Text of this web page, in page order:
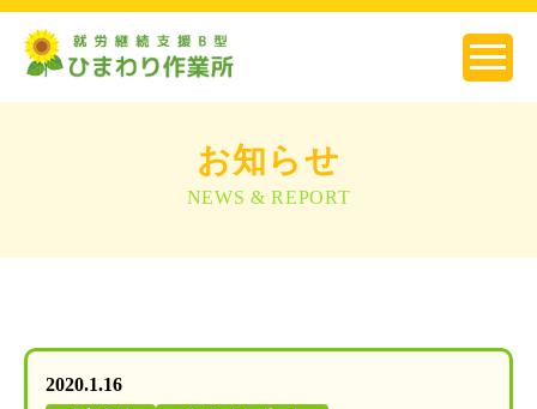
お知らせ
NEWS & REPORT
2020.1.16